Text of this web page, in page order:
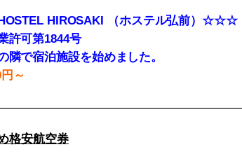
HIROSAKI （ホステル弘前）☆☆☆
許可第1844号
隣で宿泊施設を始めました。
円～
格安航空券